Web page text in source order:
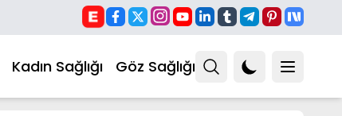
Kadın Sağlığı Göz Sağlığı